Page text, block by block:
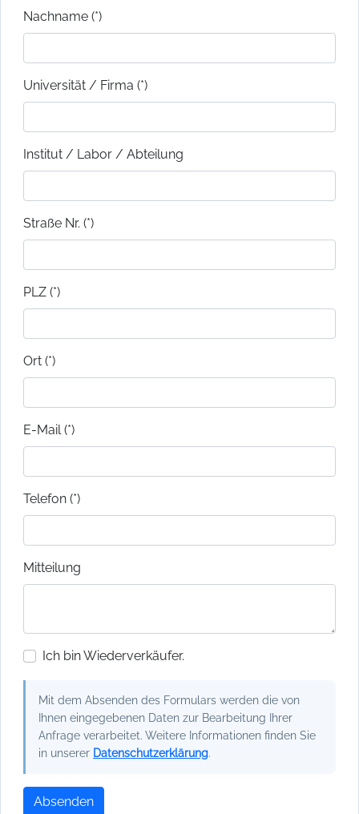
Nachname (*)
Universität / Firma (*)
Institut / Labor / Abteilung
Straße Nr. (*)
PLZ (*)
Ort (*)
E-Mail (*)
Telefon (*)
Mitteilung
Ich bin Wiederverkäufer.
Mit dem Absenden des Formulars werden die von
Ihnen eingegebenen Daten zur Bearbeitung Ihrer
Anfrage verarbeitet. Weitere Informationen finden Sie
in unserer Datenschutzerklärung.
Absenden